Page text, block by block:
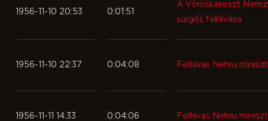
1956-11-10 20:53 0:01:51
A Vöröskereszt
sürgős felhívása
1956-11-10 22:37 0:04:08 Felhívás Nehru
1956-11-11 14:33 0:04:06 Felhívás Nehru